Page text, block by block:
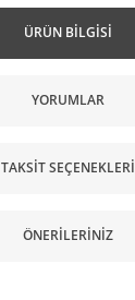
ÜRÜN BILGISI
YORUMLAR
TAKSIT SEÇENEKLERI
ÖNERILERINIZ